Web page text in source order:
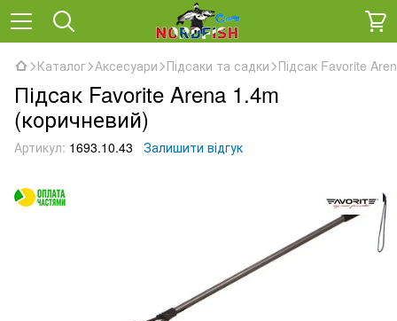
Каталог Аксесуари Підсаки та садки Підсак Favorite
Підсак Favorite Arena 1.4m
(коричневий)
Артикул: 1693.10.43 Залишити відгук